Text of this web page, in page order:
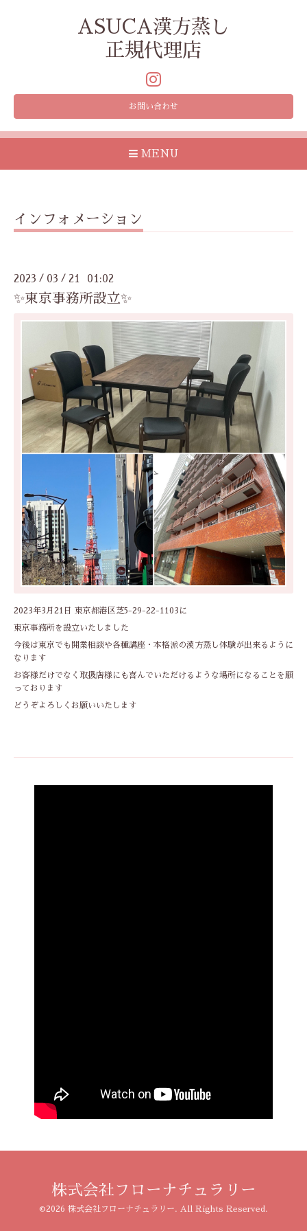
ASUCA漢方蒸し
正規代理店
お問い合わせ
MENU
インフォメーション
2023 / 03 / 21 01:02
✨東京事務所設立✨
2023年3月21日 東京都港区芝5-29-22-1103に
東京事務所を設立いたしました
今後は東京でも開業相談や各種講座・本格派の漢方蒸し体験が出来るように
なります
お客様だけでなく取扱店様にも喜んでいただけるような場所になることを願
っております
どうぞよろしくお願いいたします
株式会社フローナチュラリー
©2026 株式会社フローナチュラリー. All Rights Reserved.